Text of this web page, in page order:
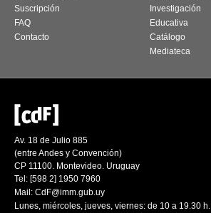
Suscripción
FAQ
Contacto
Investigación
Educativa
Catálogo
Mediateca
Av. 18 de Julio 885
(entre Andes y Convención)
CP 11100. Montevideo. Uruguay
Tel: [598 2] 1950 7960
Mail: CdF@imm.gub.uy
Lunes, miércoles, jueves, viernes: de 10 a 19.30 h.